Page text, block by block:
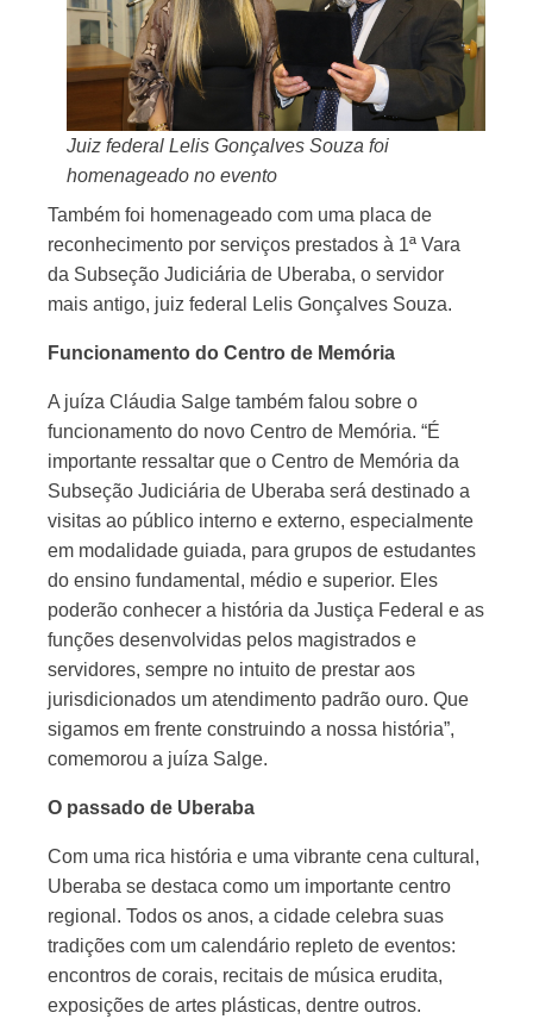
Juiz federal Lelis Gonçalves Souza foi
homenageado no evento
Também foi homenageado com uma placa de
reconhecimento por serviços prestados à 1ª Vara
da Subseção Judiciária de Uberaba, o servidor
mais antigo, juiz federal Lelis Gonçalves Souza.
Funcionamento do Centro de Memória
A juíza Cláudia Salge também falou sobre o
funcionamento do novo Centro de Memória. “É
importante ressaltar que o Centro de Memória da
Subseção Judiciária de Uberaba será destinado a
visitas ao público interno e externo, especialmente
em modalidade guiada, para grupos de estudantes
do ensino fundamental, médio e superior. Eles
poderão conhecer a história da Justiça Federal e as
funções desenvolvidas pelos magistrados e
servidores, sempre no intuito de prestar aos
jurisdicionados um atendimento padrão ouro. Que
sigamos em frente construindo a nossa história”,
comemorou a juíza Salge.
O passado de Uberaba
Com uma rica história e uma vibrante cena cultural,
Uberaba se destaca como um importante centro
regional. Todos os anos, a cidade celebra suas
tradições com um calendário repleto de eventos:
encontros de corais, recitais de música erudita,
exposições de artes plásticas, dentre outros.